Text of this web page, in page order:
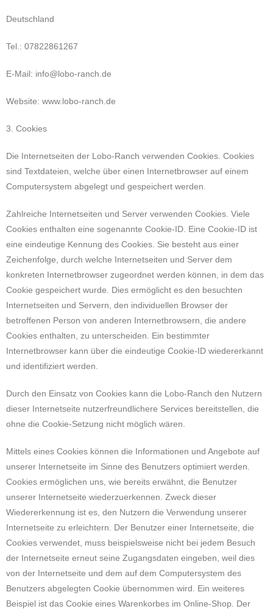
Deutschland
Tel.: 07822861267
E-Mail: info@lobo-ranch.de
Website: www.lobo-ranch.de
3. Cookies
Die Internetseiten der Lobo-Ranch verwenden Cookies. Cookies
sind Textdateien, welche über einen Internetbrowser auf einem
Computersystem abgelegt und gespeichert werden.
Zahlreiche Internetseiten und Server verwenden Cookies. Viele
Cookies enthalten eine sogenannte Cookie-ID. Eine Cookie-ID ist
eine eindeutige Kennung des Cookies. Sie besteht aus einer
Zeichenfolge, durch welche Internetseiten und Server dem
konkreten Internetbrowser zugeordnet werden können, in dem das
Cookie gespeichert wurde. Dies ermöglicht es den besuchten
Internetseiten und Servern, den individuellen Browser der
betroffenen Person von anderen Internetbrowsern, die andere
Cookies enthalten, zu unterscheiden. Ein bestimmter
Internetbrowser kann über die eindeutige Cookie-ID wiedererkannt
und identifiziert werden.
Durch den Einsatz von Cookies kann die Lobo-Ranch den Nutzern
dieser Internetseite nutzerfreundlichere Services bereitstellen, die
ohne die Cookie-Setzung nicht möglich wären.
Mittels eines Cookies können die Informationen und Angebote auf
unserer Internetseite im Sinne des Benutzers optimiert werden.
Cookies ermöglichen uns, wie bereits erwähnt, die Benutzer
unserer Internetseite wiederzuerkennen. Zweck dieser
Wiedererkennung ist es, den Nutzern die Verwendung unserer
Internetseite zu erleichtern. Der Benutzer einer Internetseite, die
Cookies verwendet, muss beispielsweise nicht bei jedem Besuch
der Internetseite erneut seine Zugangsdaten eingeben, weil dies
von der Internetseite und dem auf dem Computersystem des
Benutzers abgelegten Cookie übernommen wird. Ein weiteres
Beispiel ist das Cookie eines Warenkorbes im Online-Shop. Der